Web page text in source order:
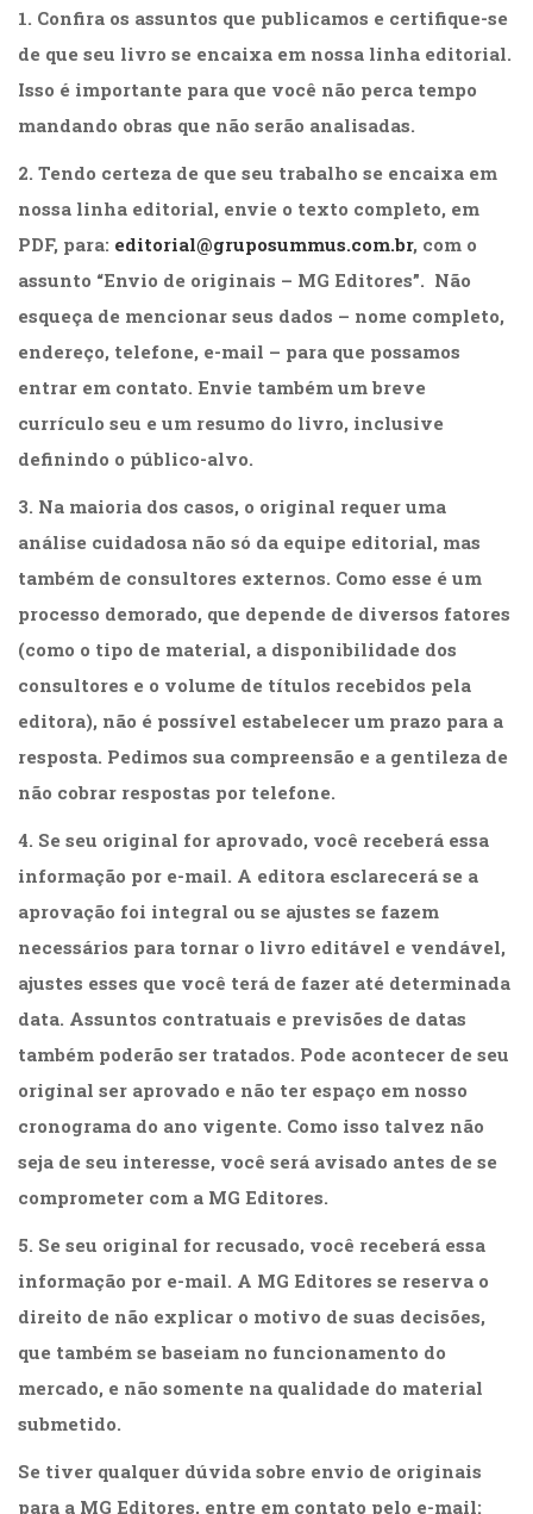
(418)
Comunicação
Corpo
e
(226)
Crescimento
(222)
Criatividade
Culinária,
Alimentação
(14)
Negócios
(31)
(278)
Educação
Especial
Fisioterapia
(47)
(54)
Gestalt-
terapia
Jornalismo
LGBTQIA+
(66)
Literatura
(11)
Literatura,
Ficção,
(69)
Obras
referência
(48)
PNL
Neurolingüística)
(41)
(200)
Psicologia,
Psicoterapia
Publicidade,
e
1. Confira os assuntos que publicamos e certifique-se
de que seu livro se encaixa em nossa linha editorial.
Isso é importante para que você não perca tempo
mandando obras que não serão analisadas.
2. Tendo certeza de que seu trabalho se encaixa em
nossa linha editorial, envie o texto completo, em
PDF, para: editorial@gruposummus.com.br, com o
assunto “Envio de originais – MG Editores”. Não
esqueça de mencionar seus dados – nome completo,
endereço, telefone, e-mail – para que possamos
entrar em contato. Envie também um breve
currículo seu e um resumo do livro, inclusive
definindo o público-alvo.
3. Na maioria dos casos, o original requer uma
análise cuidadosa não só da equipe editorial, mas
também de consultores externos. Como esse é um
processo demorado, que depende de diversos fatores
(como o tipo de material, a disponibilidade dos
consultores e o volume de títulos recebidos pela
editora), não é possível estabelecer um prazo para a
resposta. Pedimos sua compreensão e a gentileza de
não cobrar respostas por telefone.
4. Se seu original for aprovado, você receberá essa
informação por e-mail. A editora esclarecerá se a
aprovação foi integral ou se ajustes se fazem
necessários para tornar o livro editável e vendável,
ajustes esses que você terá de fazer até determinada
data. Assuntos contratuais e previsões de datas
também poderão ser tratados. Pode acontecer de seu
original ser aprovado e não ter espaço em nosso
cronograma do ano vigente. Como isso talvez não
seja de seu interesse, você será avisado antes de se
comprometer com a MG Editores.
5. Se seu original for recusado, você receberá essa
informação por e-mail. A MG Editores se reserva o
direito de não explicar o motivo de suas decisões,
que também se baseiam no funcionamento do
mercado, e não somente na qualidade do material
submetido.
Se tiver qualquer dúvida sobre envio de originais
para a MG Editores, entre em contato pelo e-mail: